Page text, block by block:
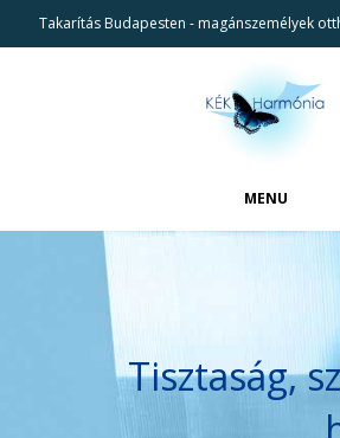
Takarítás Budapesten - magánszemélyek
MENU
REFERENCIÁK
TAKARÍTÁSI
Tisztaság,